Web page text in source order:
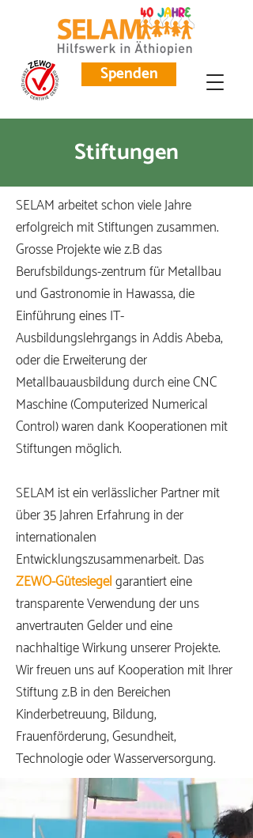
Spenden
Stiftungen
SELAM arbeitet schon viele Jahre
erfolgreich mit Stiftungen zusammen.
Grosse Projekte wie z.B das
Berufsbildungs-zentrum für Metallbau
und Gastronomie in Hawassa, die
Einführung eines IT-
Ausbildungslehrgangs in Addis Abeba,
oder die Erweiterung der
Metallbauausbildung durch eine CNC
Maschine (Computerized Numerical
Control) waren dank Kooperationen mit
Stiftungen möglich.
SELAM ist ein verlässlicher Partner mit
über 35 Jahren Erfahrung in der
internationalen
Entwicklungszusammenarbeit. Das
ZEWO-Gütesiegelgarantiert eine
transparente Verwendung der uns
anvertrauten Gelder und eine
nachhaltige Wirkung unserer Projekte.
Wir freuen uns auf Kooperation mit Ihrer
Stiftung z.B in den Bereichen
Kinderbetreuung, Bildung,
Frauenförderung, Gesundheit,
Technologie oder Wasserversorgung.